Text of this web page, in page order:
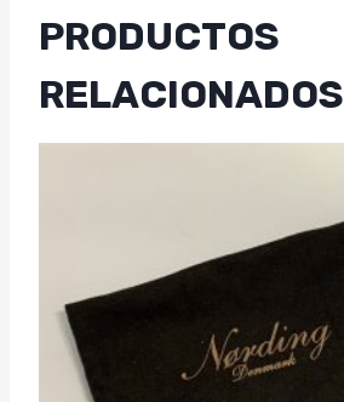
PRODUCTOS
RELACIONADOS